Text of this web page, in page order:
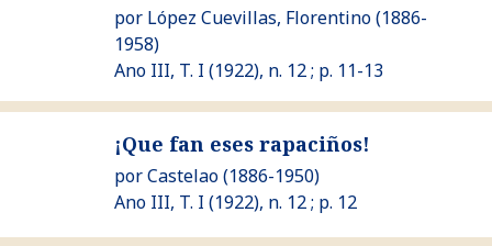
por López Cuevillas, Florentino(1886-
1958)
Ano III, T. I (1922), n. 12 ; p. 11-13
Ver ¡Que fan eses rapaciños!
¡Que fan eses rapaciños!
porCastelao(1886-1950)
Ano III, T. I (1922), n. 12 ; p. 12